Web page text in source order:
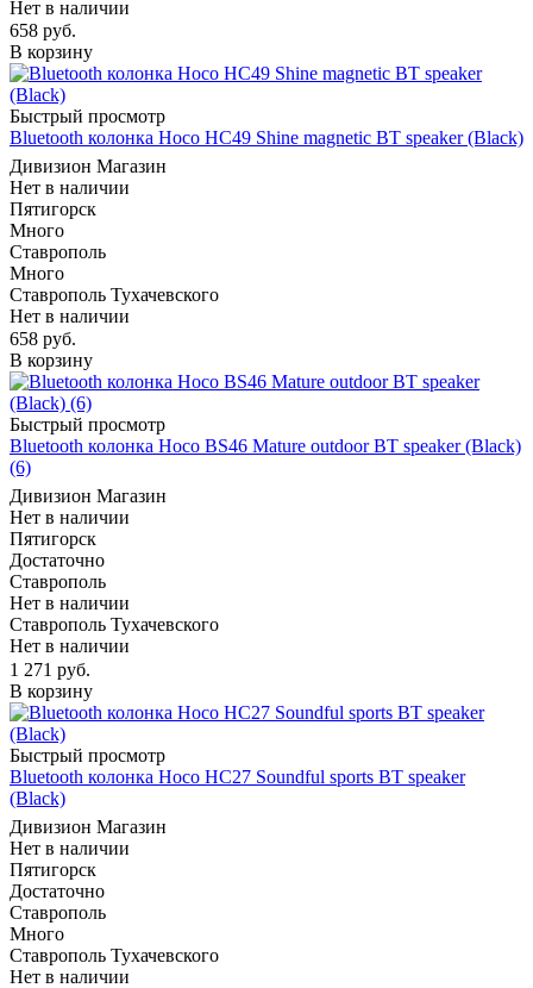
Нет в наличии
658 руб.
В корзину
Быстрый просмотр
Bluetooth колонка Hoco HC49 Shine magnetic BT speaker (Black)
Дивизион Магазин
Нет в наличии
Пятигорск
Много
Ставрополь
Много
Ставрополь Тухачевского
Нет в наличии
658 руб.
В корзину
Быстрый просмотр
Bluetooth колонка Hoco BS46 Mature outdoor BT speaker (Black)
(6)
Дивизион Магазин
Нет в наличии
Пятигорск
Достаточно
Ставрополь
Нет в наличии
Ставрополь Тухачевского
Нет в наличии
1 271 руб.
В корзину
Быстрый просмотр
Bluetooth колонка Hoco HC27 Soundful sports BT speaker
(Black)
Дивизион Магазин
Нет в наличии
Пятигорск
Достаточно
Ставрополь
Много
Ставрополь Тухачевского
Нет в наличии